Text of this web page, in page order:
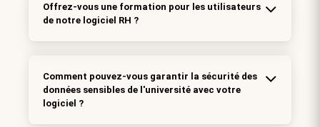
Offrez-vous une formation pour les utilisateurs
de notre logiciel RH ?
Comment pouvez-vous garantir la sécurité des
données sensibles de l'université avec votre
logiciel ?